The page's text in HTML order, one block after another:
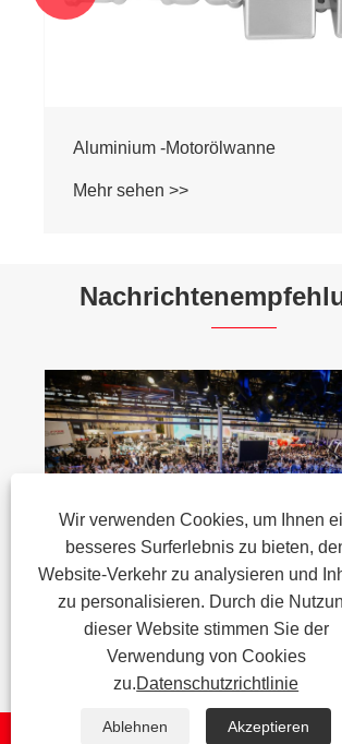
Schmieden und Gießen: Die
Produktion von Hochleistungs-
Wir verwenden Cookies, um Ihnen
besseres Surferlebnis zu bieten,
Website-Verkehr zu analysieren und
zu personalisieren. Durch die
dieser Website stimmen Sie der
Verwendung von Cookies
zu.Datenschutzrichtlinie
Ablehnen Akzeptieren